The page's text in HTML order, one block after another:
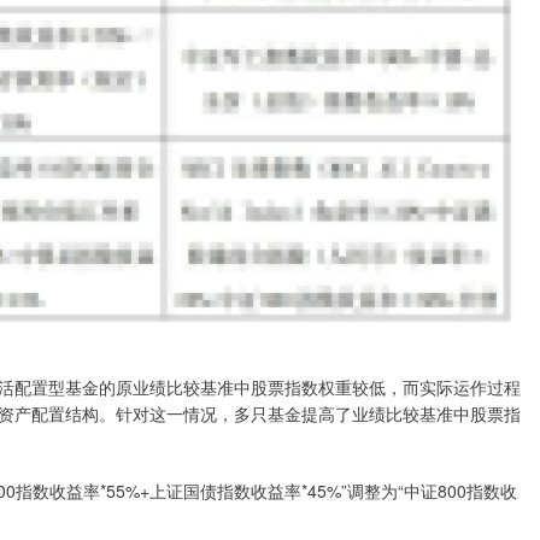
型基金的原业绩比较基准中股票指数权重较低，而实际运作过程
配置结构。针对这一情况，多只基金提高了业绩比较基准中股票指
收益率*55%+上证国债指数收益率*45%”调整为“中证800指数收